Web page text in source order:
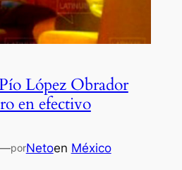
López Obrador
en efectivo
porNetoen México